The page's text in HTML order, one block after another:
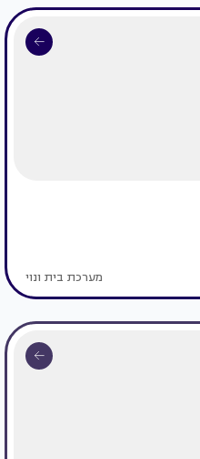
מערכת בית ונוי